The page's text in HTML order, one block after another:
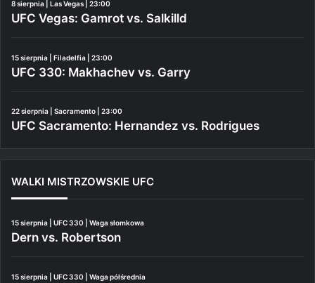
8 sierpnia | Las Vegas | 23:00
UFC Vegas: Gamrot vs. Salkilld
15 sierpnia | Filadelfia | 23:00
UFC 330: Makhachev vs. Garry
22 sierpnia | Sacramento | 23:00
UFC Sacramento: Hernandez vs. Rodrigues
WALKI MISTRZOWSKIE UFC
15 sierpnia | UFC 330 | Waga słomkowa
Dern vs. Robertson
15 sierpnia | UFC 330 | Waga półśrednia